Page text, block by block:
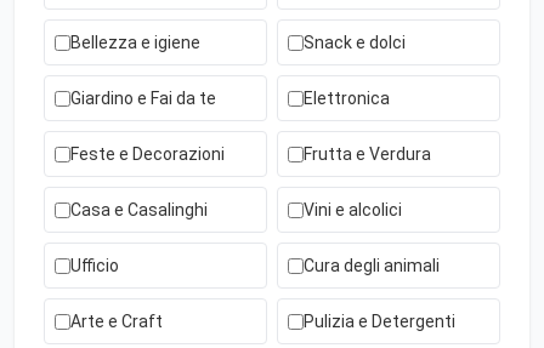
Bellezza e igiene Snack e dolci
Giardino e Fai da te Elettronica
Feste e Decorazioni Frutta e Verdura
Casa e Casalinghi Vini e alcolici
Ufficio Cura degli animali
Arte e Craft Pulizia e Detergenti